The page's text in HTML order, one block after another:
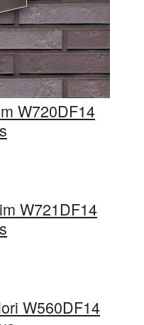
W720DF14
W721DF14
W560DF14